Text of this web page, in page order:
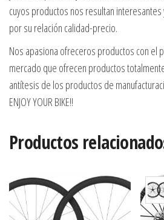
cuyos productos nos resultan
por su relación calidad-precio.
Nos apasiona ofreceros productos con el
mercado que ofrecen productos
antítesis de los productos de
ENJOY YOUR BIKE!!
Productos